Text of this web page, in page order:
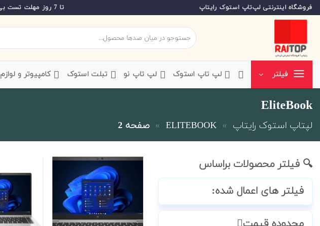
Skip
to
فروشگاه اینترنتی لپ‌تاپ استوک رایتاپ تا 7 روز مهلت تست بی قید و شرط و دوماه گارانتی رایگان
جستجو
برای:
فیلتر ‌لپ تاپ استوک ‌لپ تاپ نو ‌ تبلت استوک ‌ کامپیوتر و لوازم
EliteBook
لپتاپ استوک رایتاپ »
ELITEBOOK
» صفحه 2
🔍 فیلتر محصولات براساس
فیلتر های اعمال شده: